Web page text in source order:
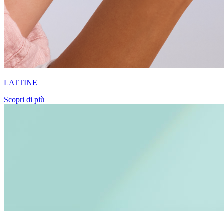
LATTINE
Scopri di più